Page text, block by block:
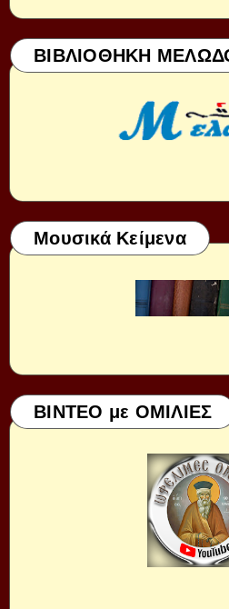
ΒΙΒΛΙΟΘΗΚΗ
Μουσικά Κείμενα
ΒΙΝΤΕΟ με ΟΜΙΛΙΕΣ